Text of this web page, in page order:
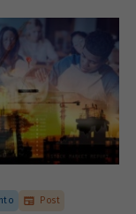
no mercado
Post